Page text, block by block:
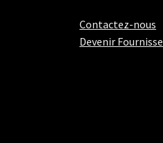
Contactez-nous
Devenir